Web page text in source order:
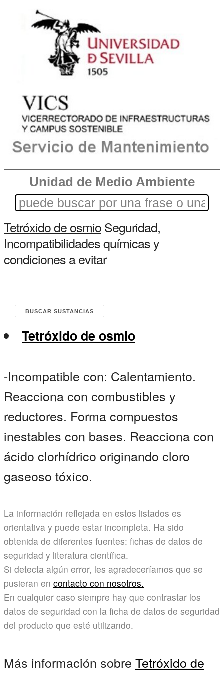
Unidad de Medio Ambiente
Tetróxido de osmioSeguridad,
Incompatibilidades químicas y
condiciones a evitar
Tetróxido de osmio
-Incompatible con: Calentamiento.
Reacciona con combustibles y
reductores. Forma compuestos
inestables con bases. Reacciona con
ácido clorhídrico originando cloro
gaseoso tóxico.
La información reflejada en estos listados es
orientativa y puede estar incompleta. Ha sido
obtenida de diferentes fuentes: fichas de datos de
seguridad y literatura científica.
Si detecta algún error, les agradeceríamos que se
pusieran en contacto con nosotros.
En cualquier caso siempre hay que contrastar los
datos de seguridad con la ficha de datos de seguridad
del producto que esté utilizando.
Más información sobre Tetróxido de